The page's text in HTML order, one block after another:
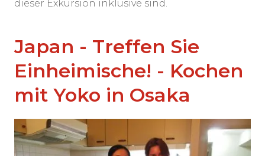
dieser Exkursion inklusive sind.
Japan - Treffen Sie
Einheimische! - Kochen
mit Yoko in Osaka